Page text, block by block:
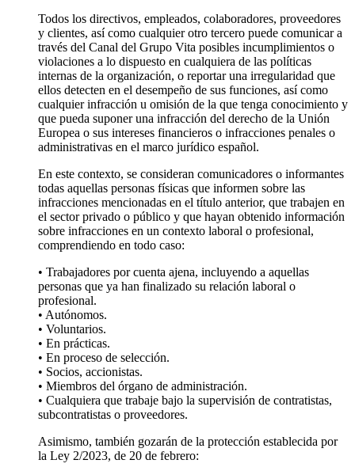
Todos los directivos, empleados, colaboradores, proveedores
y clientes, así como cualquier otro tercero puede comunicar a
través del Canal del Grupo Vita posibles incumplimientos o
violaciones a lo dispuesto en cualquiera de las políticas
internas de la organización, o reportar una irregularidad que
ellos detecten en el desempeño de sus funciones, así como
cualquier infracción u omisión de la que tenga conocimiento y
que pueda suponer una infracción del derecho de la Unión
Europea o sus intereses financieros o infracciones penales o
administrativas en el marco jurídico español.
En este contexto, se consideran comunicadores o informantes
todas aquellas personas físicas que informen sobre las
infracciones mencionadas en el título anterior, que trabajen en
el sector privado o público y que hayan obtenido información
sobre infracciones en un contexto laboral o profesional,
comprendiendo en todo caso:
• Trabajadores por cuenta ajena, incluyendo a aquellas
personas que ya han finalizado su relación laboral o
profesional.
• Autónomos.
• Voluntarios.
• En prácticas.
• En proceso de selección.
• Socios, accionistas.
• Miembros del órgano de administración.
• Cualquiera que trabaje bajo la supervisión de contratistas,
subcontratistas o proveedores.
Asimismo, también gozarán de la protección establecida por
la Ley 2/2023, de 20 de febrero: